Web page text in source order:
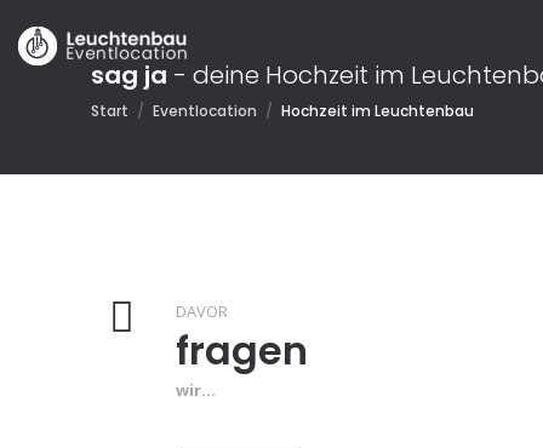
sag ja - deine Hochzeit im
Start / Eventlocation / Hochzeit im Leuchtenbau
DAVOR
fragen
wir...